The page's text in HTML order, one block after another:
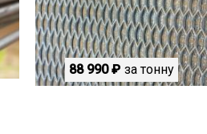
88 990 ₽ за тонну